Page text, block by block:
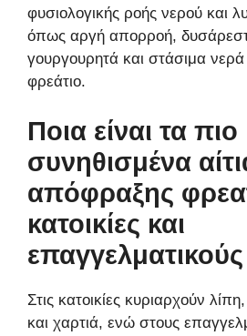
φυσιολογικής ροής νερού και
όπως αργή απορροή,
γουργουρητά και στάσιμα
φρεάτιο.
Ποια είναι τα πιο
συνηθισμένα
απόφραξης
κατοικίες και
Στις κατοικίες κυριαρχούν
και χαρτιά, ενώ στους